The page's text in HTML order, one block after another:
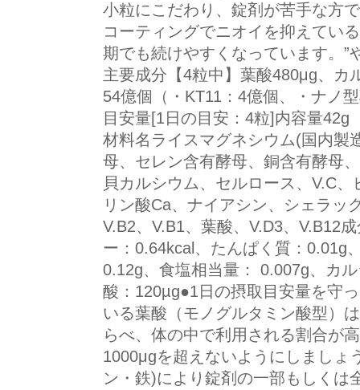
小粒にこだわり、錠剤が苦手な方
コーティングでニオイを抑えてい
期でも続けやすくなっています。”
主要成分【4粒中】葉酸480μg、カ
54億個（・KT11：4億個、・ナノ
目安量[1日の目安：4粒]内容量42g
材料名ライスマグネシウム(国内製
母、セレン含有酵母、銅含有酵母
貝カルシウム、セルロース、V.C
リン酸Ca、ナイアシン、シェラッ
V.B2、V.B1、葉酸、V.D3、V.B12
ー：0.64kcal、たんぱく質：0.01g
0.12g、食塩相当量： 0.007g、カ
酸：120µg●1日の摂取目安量を守
いる葉酸（モノグルタミン酸型）
らべ、体の中で利用される割合が
1000μgを超えないようにしましょ
ン・鉄)により錠剤の一部もしくは